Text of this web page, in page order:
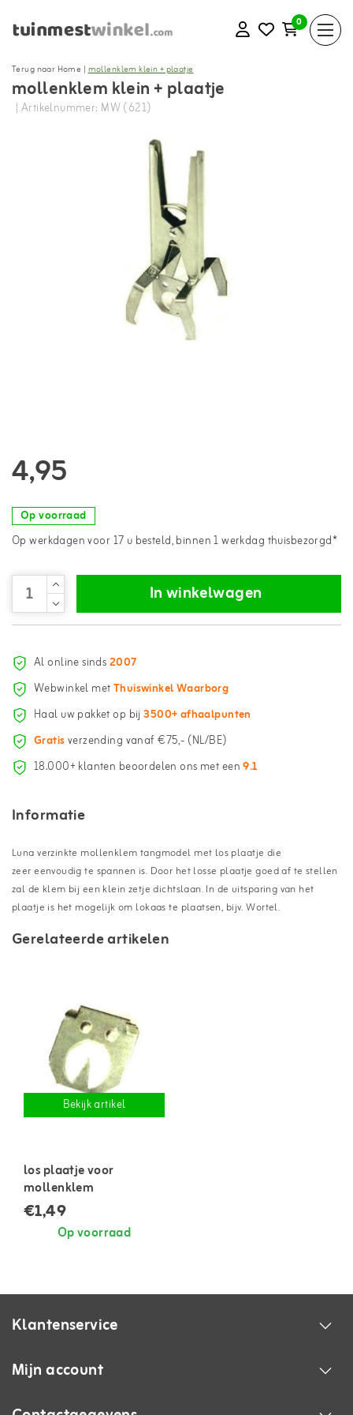
0
Terug naar Home |mollenklem klein + plaatje
mollenklem klein + plaatje
| Artikelnummer: MW (621)
4,95
Op voorraad
Op werkdagen voor 17 u besteld, binnen 1 werkdag thuisbezorgd*
In winkelwagen
Al online sinds2007
Webwinkel metThuiswinkel Waarborg
Haal uw pakket op bij3500+ afhaalpunten
Gratisverzending vanaf €75,- (NL/BE)
18.000+ klanten beoordelen ons met een9.1
Informatie
Luna verzinkte mollenklem tangmodel met los plaatje die
zeer eenvoudig te spannen is. Door het losse plaatje goed af te stellen
zal de klem bij een klein zetje dichtslaan. In de uitsparing van het
plaatje is het mogelijk om lokaas te plaatsen, bijv. Wortel.
Gerelateerde artikelen
Bekijk artikel
los plaatje voor
mollenklem
€1,49
Op voorraad
Klantenservice
Mijn account